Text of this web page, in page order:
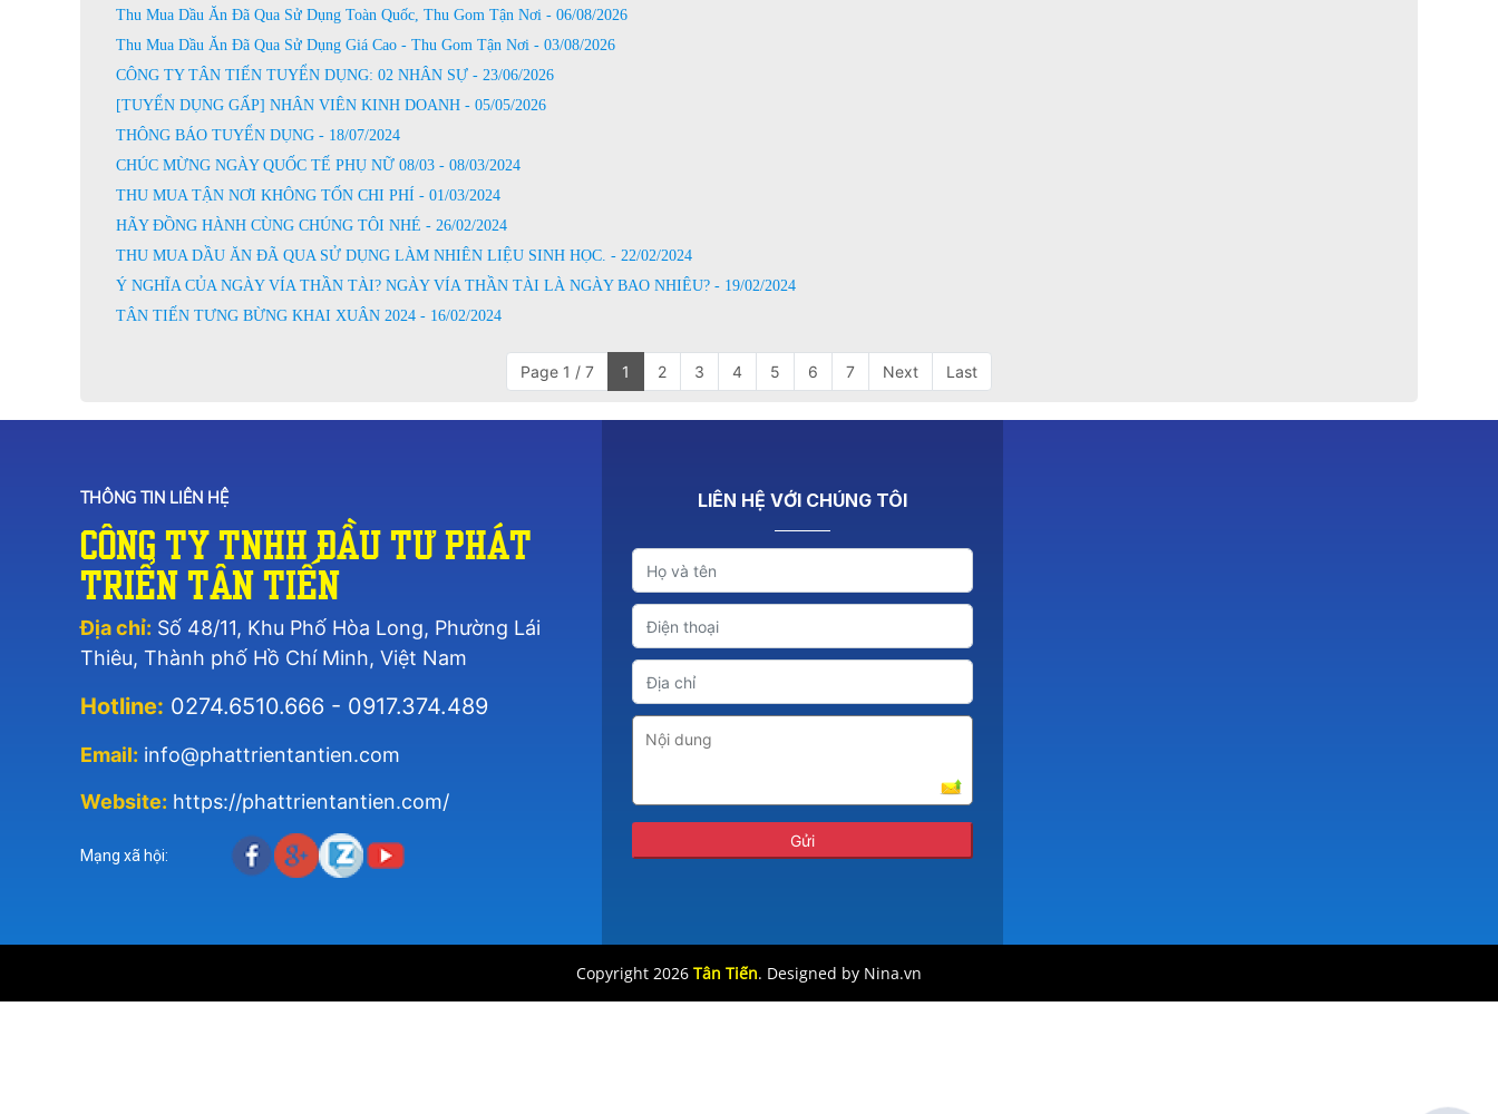
Thu Mua Dầu Ăn Đã Qua Sử Dụng Toàn Quốc, Thu Gom Tận Nơi - 06/08/2026
Thu Mua Dầu Ăn Đã Qua Sử Dụng Giá Cao - Thu Gom Tận Nơi - 03/08/2026
CÔNG TY TÂN TIẾN TUYỂN DỤNG: 02 NHÂN SỰ - 23/06/2026
[TUYỂN DỤNG GẤP] NHÂN VIÊN KINH DOANH - 05/05/2026
THÔNG BÁO TUYỂN DỤNG - 18/07/2024
CHÚC MỪNG NGÀY QUỐC TẾ PHỤ NỮ 08/03 - 08/03/2024
THU MUA TẬN NƠI KHÔNG TỐN CHI PHÍ - 01/03/2024
HÃY ĐỒNG HÀNH CÙNG CHÚNG TÔI NHÉ - 26/02/2024
THU MUA DẦU ĂN ĐÃ QUA SỬ DỤNG LÀM NHIÊN LIỆU SINH HỌC. - 22/02/2024
Ý NGHĨA CỦA NGÀY VÍA THẦN TÀI? NGÀY VÍA THẦN TÀI LÀ NGÀY BAO NHIÊU? - 19/02/2024
TÂN TIẾN TƯNG BỪNG KHAI XUÂN 2024 - 16/02/2024
Page 1 / 7 1 2 3 4 5 6 7 Next Last
THÔNG TIN LIÊN HỆ
Công Ty TNHH Đầu Tư Phát
Triển Tân Tiến
Địa chỉ: Số 48/11, Khu Phố Hòa Long, Phường Lái
Thiêu, Thành phố Hồ Chí Minh, Việt Nam
Hotline: 0274.6510.666 - 0917.374.489
Email: info@phattrientantien.com
Website: https://phattrientantien.com/
Mạng xã hội:
LIÊN HỆ VỚI CHÚNG TÔI
Copyright 2026 Tân Tiến. Designed by Nina.vn